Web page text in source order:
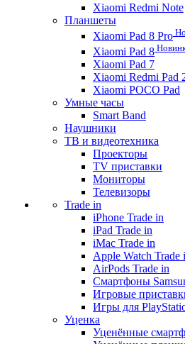
Xiaomi Redmi Note
Планшеты
Xiaomi Pad 8 Pro
Xiaomi Pad 8
Xiaomi Pad 7
Xiaomi Redmi Pad
Xiaomi POCO Pad
Умные часы
Smart Band
Наушники
ТВ и видеотехника
Проекторы
TV приставки
Мониторы
Телевизоры
Trade in
iPhone Trade in
iPad Trade in
iMac Trade in
Apple Watch Trade
AirPods Trade in
Смартфоны
Игровые
Игры для
Уценка
Уценённые